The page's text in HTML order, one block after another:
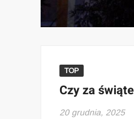
TOP
Czy za
20 grudnia, 2025